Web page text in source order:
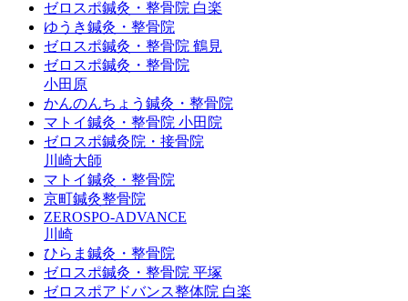
ゼロスポ鍼灸・整骨院 白楽
ゆうき鍼灸・整骨院
ゼロスポ鍼灸・整骨院 鶴見
ゼロスポ鍼灸・整骨院
小田原
かんのんちょう鍼灸・整骨院
マトイ鍼灸・整骨院 小田院
ゼロスポ鍼灸院・接骨院
川崎大師
マトイ鍼灸・整骨院
京町鍼灸整骨院
ZEROSPO-ADVANCE
川崎
ひらま鍼灸・整骨院
ゼロスポ鍼灸・整骨院 平塚
ゼロスポアドバンス整体院 白楽